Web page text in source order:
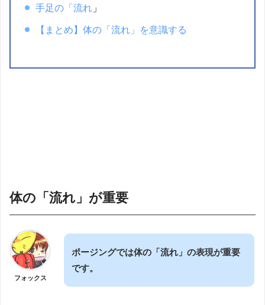
手足の「流れ 」
【まとめ】体の「流れ」を意識する
体の「流れ」が重要
フォックス
ポージングでは体の「流れ」の表現が重要
です。